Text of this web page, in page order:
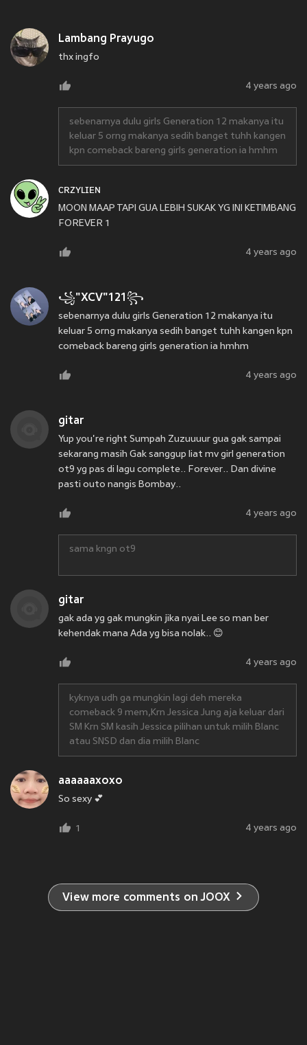
Lambang Prayugo
thx ingfo
4 years ago
sebenarnya dulu girls Generation 12 makanya itu
keluar 5 orng makanya sedih banget tuhh kangen
kpn comeback bareng girls generation ia hmhm
ᴄʀᴢʏʟɪᴇɴ
MOON MAAP TAPI GUA LEBIH SUKAK YG INI KETIMBANG
FOREVER 1
4 years ago
꧁"XCV"121꧂
sebenarnya dulu girls Generation 12 makanya itu
keluar 5 orng makanya sedih banget tuhh kangen kpn
comeback bareng girls generation ia hmhm
4 years ago
gitar
Yup you're right Sumpah Zuzuuuur gua gak sampai
sekarang masih Gak sanggup liat mv girl generation
ot9 yg pas di lagu complete.. Forever.. Dan divine
pasti outo nangis Bombay..
4 years ago
sama kngn ot9
gitar
gak ada yg gak mungkin jika nyai Lee so man ber
kehendak mana Ada yg bisa nolak.. 😊
4 years ago
kyknya udh ga mungkin lagi deh mereka
comeback 9 mem,Krn Jessica Jung aja keluar dari
SM Krn SM kasih Jessica pilihan untuk milih Blanc
atau SNSD dan dia milih Blanc
aaaaaaxoxo
So sexy 💕
1 4 years ago
View more comments on JOOX